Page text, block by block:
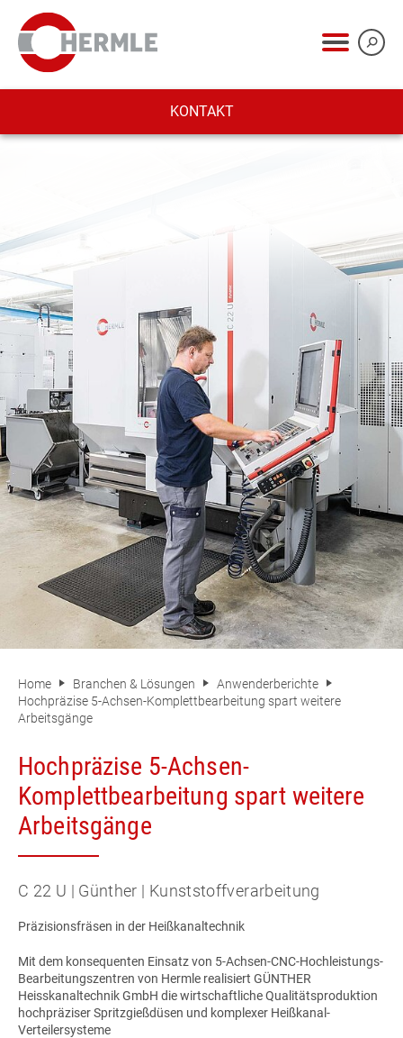
KONTAKT
Home Branchen & Lösungen
Anwenderberichte
Hochpräzise 5-Achsen-Komplettbearbeitung spart weitere
Arbeitsgänge
Hochpräzise 5-Achsen-
Komplettbearbeitung spart weitere
Arbeitsgänge
C 22 U | Günther | Kunststoffverarbeitung
Präzisionsfräsen in der Heißkanaltechnik
Mit dem konsequenten Einsatz von 5-Achsen-CNC-Hochleistungs-
Bearbeitungszentren von Hermle realisiert GÜNTHER
Heisskanaltechnik GmbH die wirtschaftliche Qualitätsproduktion
hochpräziser Spritzgießdüsen und komplexer Heißkanal-
Verteilersysteme